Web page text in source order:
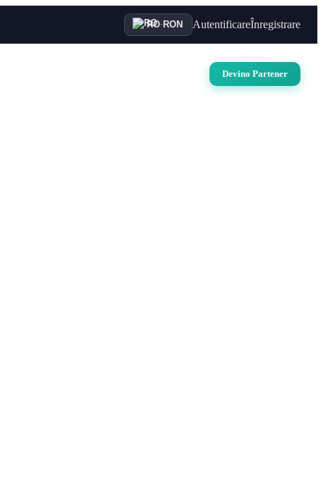
RO· RON AutentificareÎnregistrare
Devino Partener